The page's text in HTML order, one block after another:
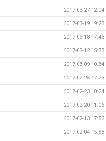
2017-03-27 12:04
2017-03-19 19:23
2017-03-18 17:43
2017-03-12 15:33
2017-03-09 10:34
2017-02-26 17:23
2017-02-23 10:24
2017-02-20 11:06
2017-02-13 17:53
2017-02-04 15:58